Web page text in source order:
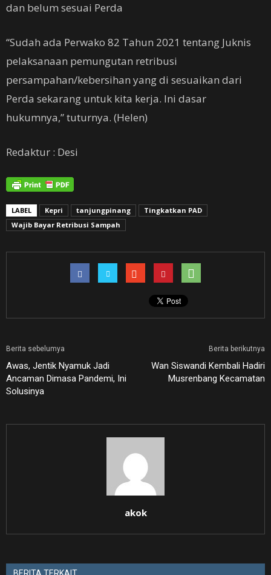
dan belum sesuai Perda
“Sudah ada Perwako 82 Tahun 2021 tentang Juknis
pelaksanaan pemungutan retribusi
persampahan/kebersihan yang di sesuaikan dari
Perda sekarang untuk kita kerja. Ini dasar
hukumnya,” tuturnya. (Helen)
Redaktur : Desi
LABEL Kepri tanjungpinang
Tingkatkan PAD
Wajib Bayar Retribusi Sampah
Berita sebelumya
Awas, Jentik Nyamuk Jadi
Ancaman Dimasa Pandemi, Ini
Solusinya
Berita berikutnya
Wan Siswandi Kembali Hadiri
Musrenbang Kecamatan
akok